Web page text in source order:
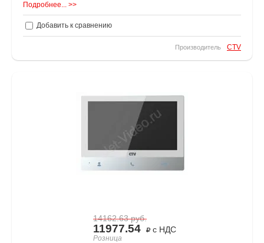
Подробнее... >>
Добавить к сравнению
Производитель CTV
14162.63руб.
11977.54 с НДС
Розница